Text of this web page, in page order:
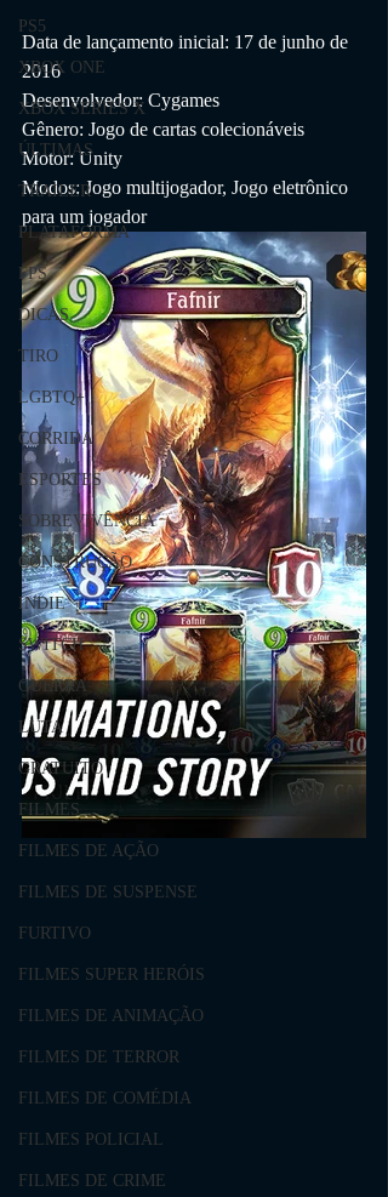
PS5
XBOX ONE
XBOX SERIES X
ÚLTIMAS
TRAILER
PLATAFORMA
FPS
DICAS
TIRO
LGBTQ+
CORRIDA
ESPORTES
SOBREVIVÊNCIA
CONSTRUÇÃO
INDIE
SWITCH
GUERRA
LUTA
GRATUITO
FILMES
FILMES DE AÇÃO
FILMES DE SUSPENSE
FURTIVO
FILMES SUPER HERÓIS
FILMES DE ANIMAÇÃO
FILMES DE TERROR
FILMES DE COMÉDIA
FILMES POLICIAL
FILMES DE CRIME
Data de lançamento inicial: 17 de junho de
2016
Desenvolvedor: Cygames
Gênero: Jogo de cartas colecionáveis
Motor: Unity
Modos: Jogo multijogador, Jogo eletrônico
para um jogador